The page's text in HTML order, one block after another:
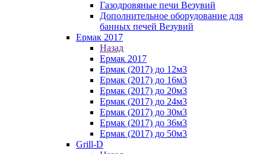
Газодровяные печи Везувий
Дополнительное оборудование для
банных печей Везувий
Ермак 2017
Назад
Ермак 2017
Ермак (2017) до 12м3
Ермак (2017) до 16м3
Ермак (2017) до 20м3
Ермак (2017) до 24м3
Ермак (2017) до 30м3
Ермак (2017) до 36м3
Ермак (2017) до 50м3
Grill-D